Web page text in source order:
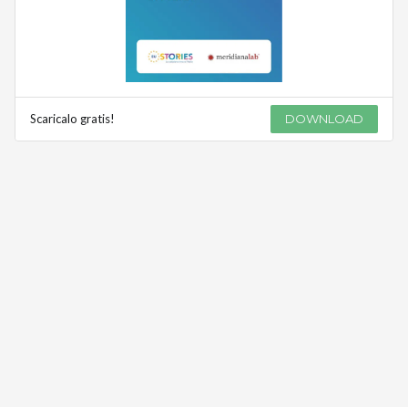
Scaricalo gratis! DOWNLOAD